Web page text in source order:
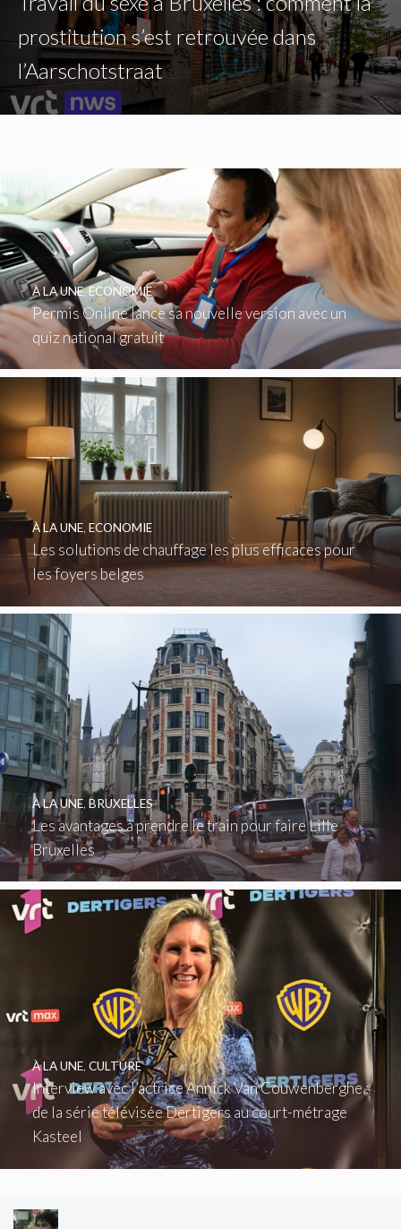
prostitution s’est retrouvée dans
l’Aarschotstraat
Permis Online lance sa nouvelle version avec un
quiz national gratuit
À LA UNE,ECONOMIE
Les solutions de chauffage les plus efficaces pour
les foyers belges
À LA UNE, ECONOMIE
Les avantages à prendre le train pour faire Lille
Bruxelles
À LA UNE, BRUXELLES
Interview avec l’actrice Annick Van Couwenberghe :
de la série télévisée Dertigers au court-métrage
Kasteel
À LA UNE, CULTURE